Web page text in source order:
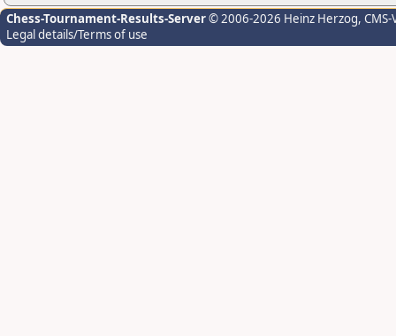
Chess-Tournament-Results-Server© 2006-2026 Heinz Herzog,
Legal details/Terms of use